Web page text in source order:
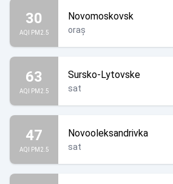
30
AQI PM2.5
Novomoskovsk
oraș
63
AQI PM2.5
Sursko-Lytovske
sat
47
AQI PM2.5
Novooleksandrivka
sat